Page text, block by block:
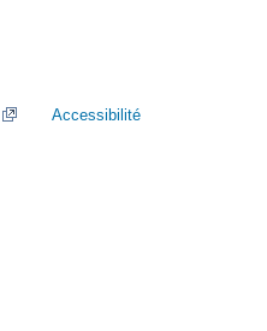
Accessibilité